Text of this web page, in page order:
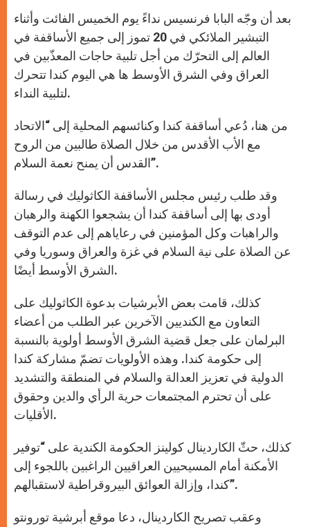
p
g
e
r
o
k
r
بعد أن وجّه البابا فرنسيس نداءً يوم الخميس الفائت وأثناء
التبشير الملائكي في 20 تموز إلى جميع الأساقفة في
العالم إلى التحرّك من أجل تلبية حاجات المعذّبين في
العراق وفي الشرق الأوسط ها هي اليوم كندا تتحرك
لتلبية النداء.
من هنا، دُعي أساقفة كندا وكنائسهم المحلية إلى “الاتحاد
مع الأب الأقدس من خلال الصلاة طالبين من الروح
القدس أن يمنح نعمة السلام”.
وقد طلب رئيس مجلس الأساقفة الكاثوليك في رسالة
أودى بها إلى أساقفة كندا أن يشجعوا الكهنة والرهبان
والراهبات وكل المؤمنين في رعاياهم إلى عدم التوقف
عن الصلاة على نية السلام في غزة والعراق وسوريا وفي
الشرق الأوسط أيضًا.
كذلك، قامت بعض الأبرشيات بدعوة الكاثوليك على
التعاون مع الكنديين الآخرين عبر الطلب من أعضاء
البرلمان على جعل قضية الشرق الأوسط أولوية بالنسبة
إلى حكومة كندا. وهذه الأولويات تضمّ مشاركة كندا
الدولية في تعزيز العدالة والسلام في المنطقة والتشديد
على أن تحترم المجتمعات حرية الرأي والدين وحقوق
الأقليات.
كذلك، حثّ الكاردينال كولينز الحكومة الكندية على “توفير
الأمكنة أمام المسيحيين العراقيين الراغبين باللجوء إلى
كندا، وإزالة العوائق البيروقراطية لاستقبالهم”.
وعقب تصريح الكاردينال، دعا موقع أبرشية تورونتو